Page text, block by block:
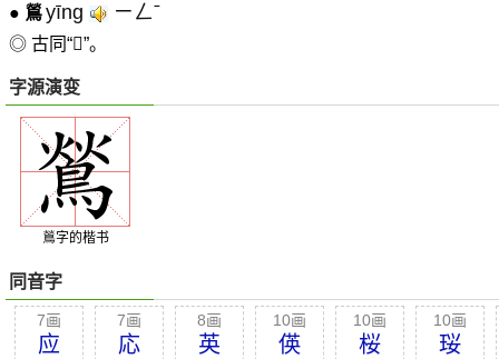
● 鶑yīng ㄧㄥˉ
◎ 古同“𪂈”。
字源演变
鶑字的楷书
同音字
7画
应
7画
応
8画
英
10画
偀
10画
桜
10画
珱